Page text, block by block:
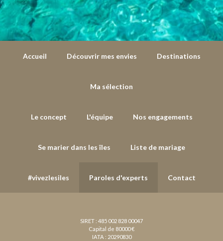
Accueil Découvrir mes envies Destinations
Ma sélection
Le concept L'équipe Nos engagements
Se marier dans les îles Liste de mariage
#vivezlesiles Paroles d'experts Contact
SIRET : 485 002 828 00047
Capital de 80000 €
IATA : 20290830